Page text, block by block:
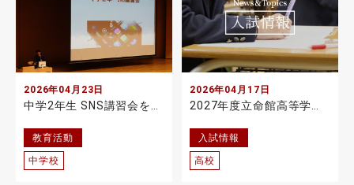
2026年04月23日
中学2年生 SNS講習会を実施
教育活動
中学校
2026年04月17日
2027年度立命館高等学校入学試験概要説明をYouTubeにアップしました
入試情報
高校